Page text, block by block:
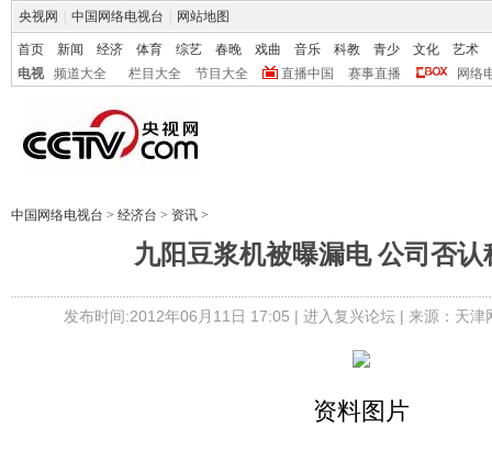
央视网 中国网络电视台 网站地图
首页 新闻 经济 体育 综艺 春晚 戏曲 音乐 科教 青少 文化
艺术
电视
频道大全 栏目大全 节目大全 直播中国 赛事直播 网络
中国网络电视台 > 经济台 > 资讯 >
九阳豆浆机被曝漏电 公司否认
发布时间:2012年06月11日 17:05 | 进入复兴论坛 | 来源：天
资料图片